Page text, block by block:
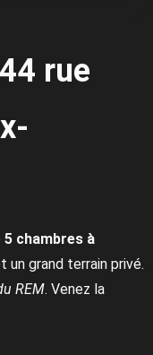
rue
5 chambres à
un grand terrain privé.
REM. Venez la